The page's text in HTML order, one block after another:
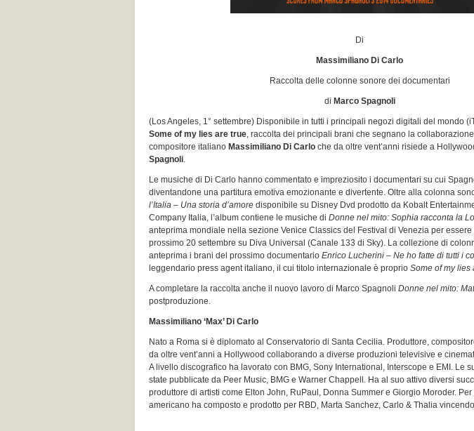
Di
Massimiliano Di Carlo
Raccolta delle colonne sonore dei documentari
di Marco Spagnoli
(Los Angeles, 1° settembre) Disponibile in tutti i principali negozi digitali del mondo
Some of my lies are true, raccolta dei principali brani che segnano la
compositore italiano Massimiliano Di Carlo che da oltre vent’anni risiede a
Spagnoli.
Le musiche di Di Carlo hanno commentato e impreziosito i documentari su cui
diventandone una partitura emotiva emozionante e divertente. Oltre alla colonna
l’Italia – Una storia d’amore disponibile su Disney Dvd prodotto da Kobalt
Company Italia, l’album contiene le musiche di Donne nel mito: Sophia racconta la
anteprima mondiale nella sezione Venice Classics del Festival di Venezia per essere
prossimo 20 settembre su Diva Universal (Canale 133 di Sky). La collezione di
anteprima i brani del prossimo documentario Enrico Lucherini – Ne ho fatte di tutti i
leggendario press agent italiano, il cui titolo internazionale è proprio Some of my lies
A completare la raccolta anche il nuovo lavoro di Marco Spagnoli Donne nel mito:
postproduzione.
Massimiliano ‘Max’ Di Carlo
Nato a Roma si è diplomato al Conservatorio di Santa Cecilia. Produttore,
da oltre vent’anni a Hollywood collaborando a diverse produzioni televisive e
A livello discografico ha lavorato con BMG, Sony International, Interscope e EMI. Le
state pubblicate da Peer Music, BMG e Warner Chappell. Ha al suo attivo diversi
produttore di artisti come Elton John, RuPaul, Donna Summer e Giorgio Moroder.
americano ha composto e prodotto per RBD, Marta Sanchez, Carlo & Thalia